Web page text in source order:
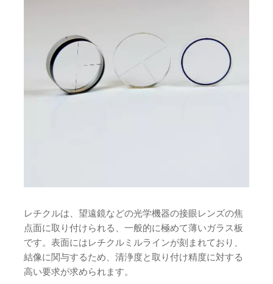
レチクルは、望遠鏡などの光学機器の接眼レンズの焦
点面に取り付けられる、一般的に極めて薄いガラス板
です。表面にはレチクルミルラインが刻まれており、
結像に関与するため、清浄度と取り付け精度に対する
高い要求が求められます。